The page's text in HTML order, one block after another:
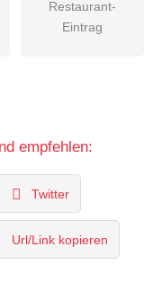
Restaurant-
Eintrag
empfehlen:
Twitter
Url/Link kopieren